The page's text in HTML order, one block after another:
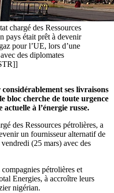
chargé des Ressources
pays était prêt à devenir
pour l’UE, lors d’une
des diplomates
ses livraisons
bloc cherche de toute urgence
actuelle à l’énergie russe.
des Ressources pétrolières, a
un fournisseur alternatif de
(25 mars) avec des
pétrolières et
Energies, à accroître leurs
nigérian.